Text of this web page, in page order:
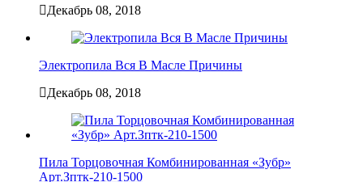
Декабрь 08, 2018
Электропила Вся В Масле Причины
Декабрь 08, 2018
Пила Торцовочная Комбинированная «Зубр»
Арт.Зптк-210-1500